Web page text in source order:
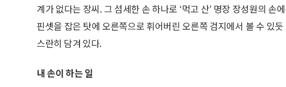
계가 없다는 장씨. 그 섬세한 손 하나로 ‘먹고 산’ 명장 장성원의 손
핀셋을 잡은 탓에 오른쪽으로 휘어버린 오른쪽 검지에서 볼 수 있
스란히 담겨 있다.
내 손이 하는 일